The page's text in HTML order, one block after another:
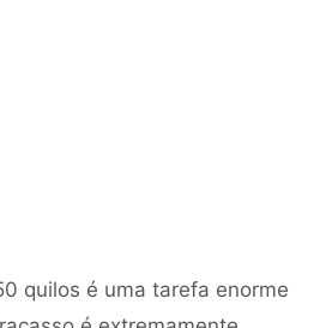
quilos é uma tarefa enorme